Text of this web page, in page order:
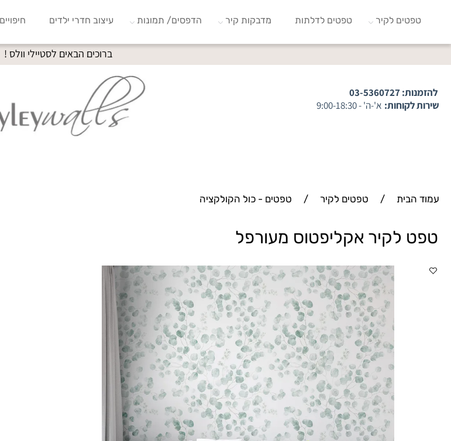
ברוכים הבאים לסטיילי וולס !
להזמנות:03-5360727
שירות לקוחות: א'-ה' - 9:00-18:30
טפטים לקיר טפטים לדלתות מדבקות קיר הדפסים/ תמונות עיצוב חדרי ילדים חיפויים
עמוד הבית / טפטים לקיר / טפטים - כול הקולקציה
טפט לקיר אקליפטוס מעורפל